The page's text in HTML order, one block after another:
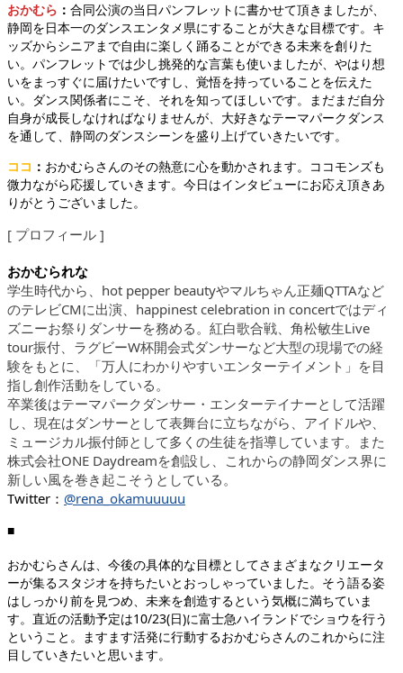
おかむら ： 合同公演の当日パンフレットに書かせて頂きましたが、
静岡を日本一のダンスエンタメ県にすることが大きな目標です。キ
ッズからシニアまで自由に楽しく踊ることができる未来を創りた
い。パンフレットでは少し挑発的な言葉も使いましたが、やはり想
いをまっすぐに届けたいですし、覚悟を持っていることを伝えた
い。ダンス関係者にこそ、それを知ってほしいです。まだまだ自分
自身が成長しなければなりませんが、大好きなテーマパークダンス
を通して、静岡のダンスシーンを盛り上げていきたいです。
ココ ： おかむらさんのその熱意に心を動かされます。ココモンズも
微力ながら応援していきます。今日はインタビューにお応え頂きあ
りがとうございました。
[ プロフィール ]
おかむられな
学生時代から、hot pepper beautyやマルちゃん正麺QTTAなど
のテレビCMに出演、happinest celebration in concertではディ
ズニーお祭りダンサーを務める。紅白歌合戦、角松敏生Live
tour振付、ラグビーW杯開会式ダンサーなど大型の現場での経
験をもとに、「万人にわかりやすいエンターテイメント」を目
指し創作活動をしている。
卒業後はテーマパークダンサー・エンターテイナーとして活躍
し、現在はダンサーとして表舞台に立ちながら、アイドルや、
ミュージカル振付師として多くの生徒を指導しています。また
株式会社ONE Daydreamを創設し、これからの静岡ダンス界に
新しい風を巻き起こそうとしている。
Twitter： @rena_okamuuuuu
■
おかむらさんは、今後の具体的な目標としてさまざまなクリエータ
ーが集るスタジオを持ちたいとおっしゃっていました。そう語る姿
はしっかり前を見つめ、未来を創造するという気概に満ちていま
す。直近の活動予定は10/23(日)に富士急ハイランドでショウを行う
ということ。ますます活発に行動するおかむらさんのこれからに注
目していきたいと思います。